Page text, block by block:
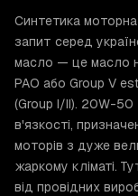
Синтетика
запит серед
масло — це масло
PAO або Group V
(Group I/II). 20W-50
в'язкості,
моторів з дуже
жаркому кліматі.
від провідних